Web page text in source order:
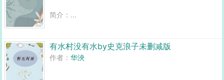
简介：...
有水村没有水by史克浪子未删减版
作者：华泱